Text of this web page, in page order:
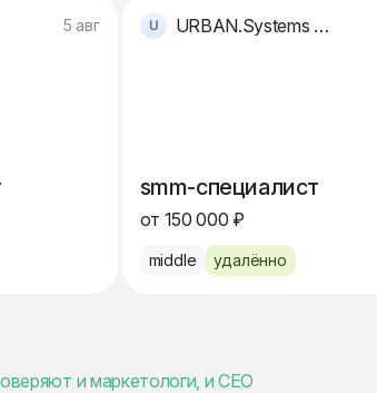
5 авг URBAN.Systems LLC
smm-специалист
от 150 000 ₽
middle удалённо
и маркетологи, и CEO